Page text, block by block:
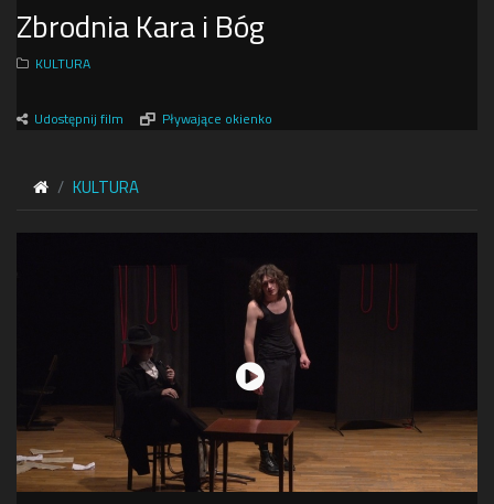
Zbrodnia Kara i Bóg
KULTURA
Udostępnij film Pływające okienko
KULTURA